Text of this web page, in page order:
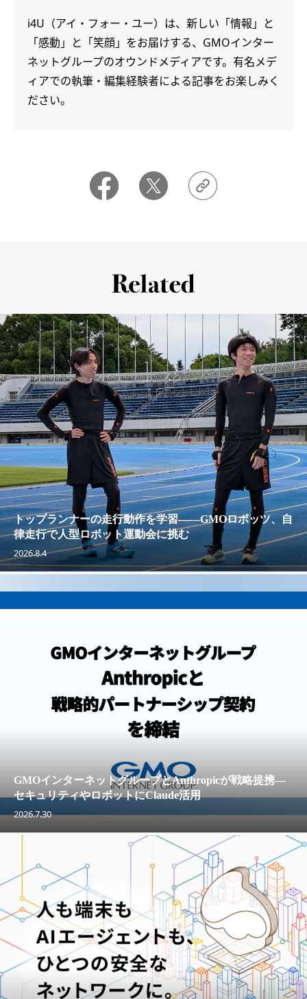
i4U（アイ・フォー・ユー）は、新しい「情報」と
「感動」と「笑顔」をお届けする、GMOインター
ネットグループのオウンドメディアです。有名メデ
ィアでの執筆・編集経験者による記事をお楽しみく
ださい。
トップランナーの走行動作を学習——GMOロボッツ、自
律走行で人型ロボット運動会に挑む
2026.8.4
GMOインターネットグループとAnthropicが戦略提携—
セキュリティやロボットにClaude活用
2026.7.30